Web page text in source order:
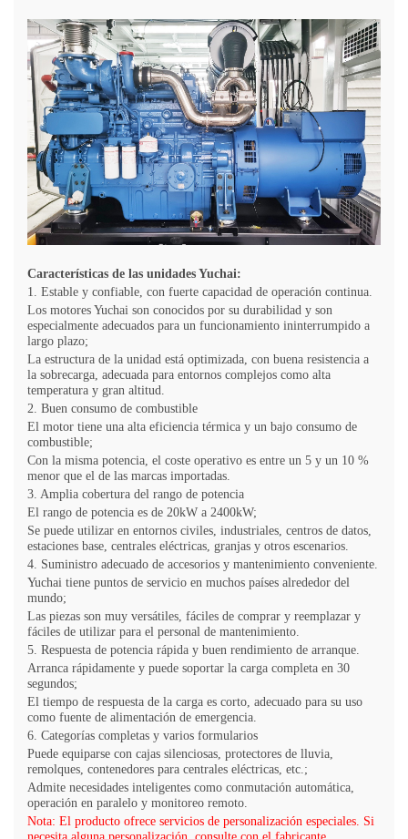
Características de las unidades Yuchai:
1. Estable y confiable, con fuerte capacidad de operación continua.
Los motores Yuchai son conocidos por su durabilidad y son
especialmente adecuados para un funcionamiento ininterrumpido a
largo plazo;
La estructura de la unidad está optimizada, con buena resistencia a
la sobrecarga, adecuada para entornos complejos como alta
temperatura y gran altitud.
2. Buen consumo de combustible
El motor tiene una alta eficiencia térmica y un bajo consumo de
combustible;
Con la misma potencia, el coste operativo es entre un 5 y un 10 %
menor que el de las marcas importadas.
3. Amplia cobertura del rango de potencia
El rango de potencia es de 20kW a 2400kW;
Se puede utilizar en entornos civiles, industriales, centros de datos,
estaciones base, centrales eléctricas, granjas y otros escenarios.
4. Suministro adecuado de accesorios y mantenimiento conveniente.
Yuchai tiene puntos de servicio en muchos países alrededor del
mundo;
Las piezas son muy versátiles, fáciles de comprar y reemplazar y
fáciles de utilizar para el personal de mantenimiento.
5. Respuesta de potencia rápida y buen rendimiento de arranque.
Arranca rápidamente y puede soportar la carga completa en 30
segundos;
El tiempo de respuesta de la carga es corto, adecuado para su uso
como fuente de alimentación de emergencia.
6. Categorías completas y varios formularios
Puede equiparse con cajas silenciosas, protectores de lluvia,
remolques, contenedores para centrales eléctricas, etc.;
Admite necesidades inteligentes como conmutación automática,
operación en paralelo y monitoreo remoto.
Nota: El producto ofrece servicios de personalización especiales. Si